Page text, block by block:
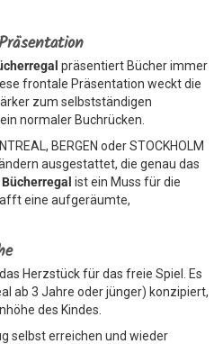
präsentiert Bücher immer
frontale Präsentation weckt die
zum selbstständigen
normaler Buchrücken.
BERGEN oder STOCKHOLM
ausgestattet, die genau das
ist ein Muss für die
eine aufgeräumte,
Herzstück für das freie Spiel. Es
ab 3 Jahre oder jünger) konzipiert,
des Kindes.
selbst erreichen und wieder